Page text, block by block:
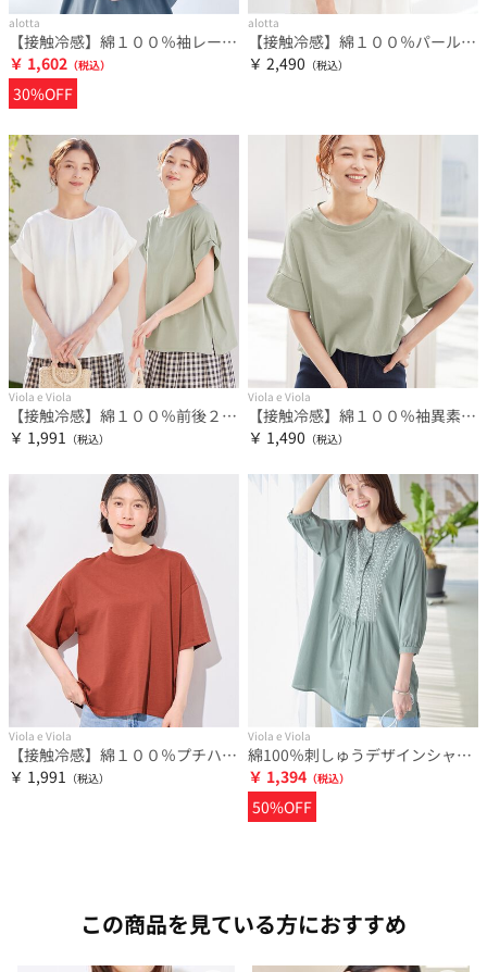
alotta
【接触冷感】綿１００％袖レースプルオーバー さらひやりコットン【イエべ・ブルべ】
￥ 1,602
30%OFF
alotta
【接触冷感】綿１００％パール調デザインＴシャツ さらひやりコットン
￥ 2,490
Viola e Viola
【接触冷感】綿１００％前後２ＷＡＹタックトップス さらひやりコットン
￥ 1,991
Viola e Viola
【接触冷感】綿１００％袖異素材ゆるトップス さらひやりコットン
￥ 1,490
Viola e Viola
【接触冷感】綿１００％プチハイ５分袖Ｔシャツ さらひやりコットン
￥ 1,991
Viola e Viola
綿100％刺しゅうデザインシャツチュニック さらひやりコットン
￥ 1,394
50%OFF
この商品を見ている方におすすめ